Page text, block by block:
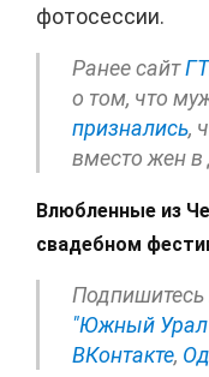
фотосессии.
Ранее сайт
о том, что
признались,
вместо жен в
Влюбленные из
свадебном
Подпишитесь
"Южный
ВКонтакте,